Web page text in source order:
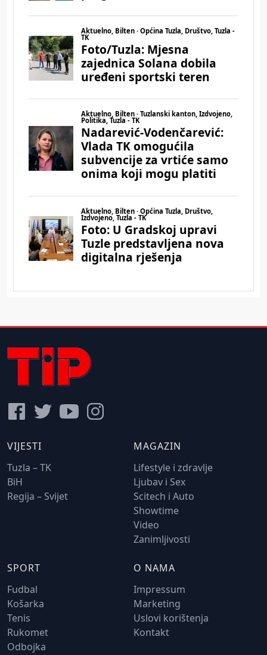
VIJESTI
Tuzla – TK
BiH
Regija – Svijet
MAGAZIN
Lifestyle i zdravlje
Ljubav i Sex
Scitech i Auto
Showtime
Video
Zanimljivosti
SPORT
Fudbal
Košarka
Tenis
Rukomet
Odbojka
O NAMA
Impressum
Marketing
Uslovi korištenja
Kontakt